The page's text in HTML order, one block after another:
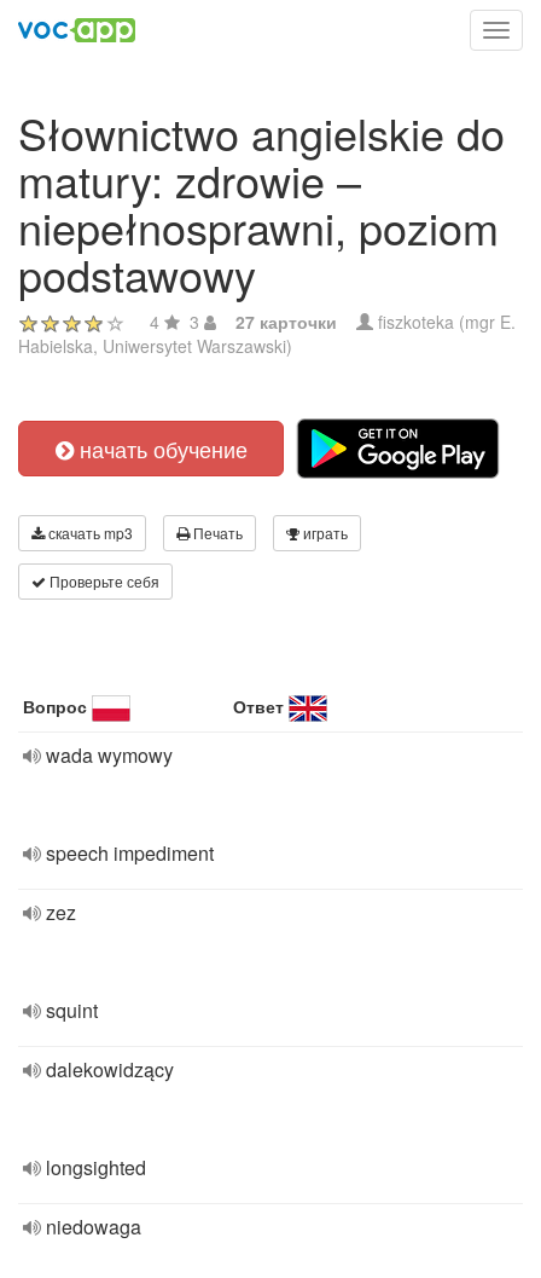
Słownictwo angielskie do
matury: zdrowie –
niepełnosprawni, poziom
podstawowy
4 3 27 карточки
fiszkoteka (mgr E.
Habielska, Uniwersytet Warszawski)
начать обучение
скачать mp3 Печать играть
Проверьте себя
Вопрос Ответ
wada wymowy
speech impediment
zez
squint
dalekowidzący
longsighted
niedowaga